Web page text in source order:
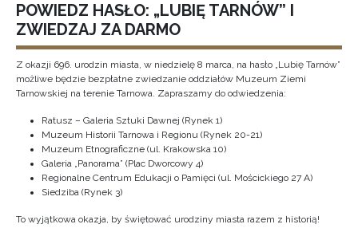
POWIEDZ HASŁO: „LUBIĘ TARNÓW” I
ZWIEDZAJ ZA DARMO
Z okazji 696. urodzin miasta, w niedzielę 8 marca, na hasło „Lubię Tarnów”
możliwe będzie bezpłatne zwiedzanie oddziałów Muzeum Ziemi
Tarnowskiej na terenie Tarnowa. Zapraszamy do odwiedzenia:
Ratusz – Galeria Sztuki Dawnej (Rynek 1)
Muzeum Historii Tarnowa i Regionu (Rynek 20-21)
Muzeum Etnograficzne (ul. Krakowska 10)
Galeria „Panorama” (Plac Dworcowy 4)
Regionalne Centrum Edukacji o Pamięci (ul. Mościckiego 27 A)
Siedziba (Rynek 3)
To wyjątkowa okazja, by świętować urodziny miasta razem z historią!